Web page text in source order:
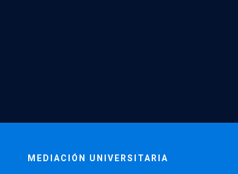
MEDIACIÓN UNIVERSITARIA